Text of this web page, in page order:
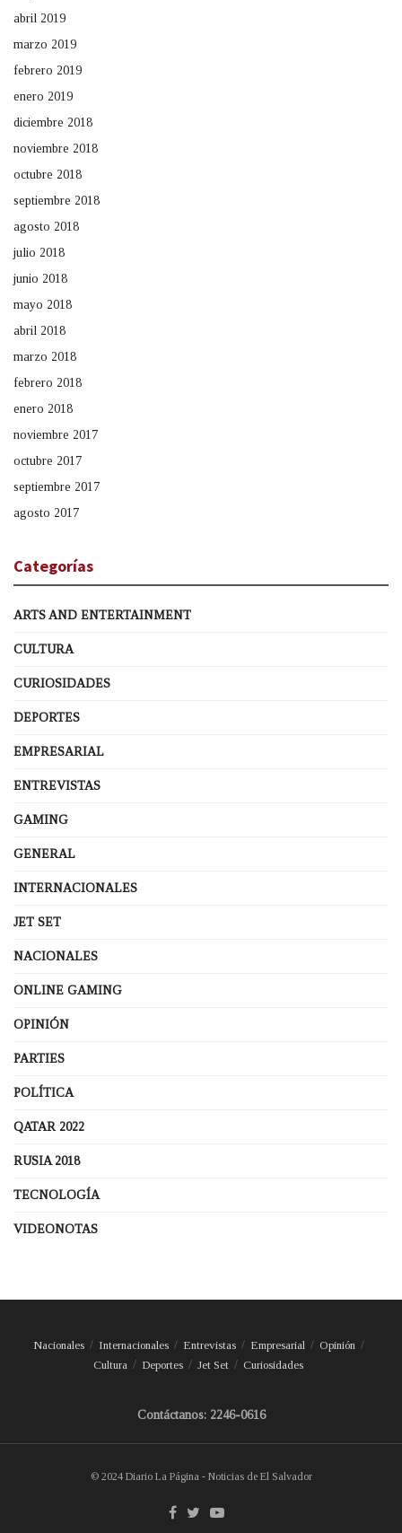
abril 2019
marzo 2019
febrero 2019
enero 2019
diciembre 2018
noviembre 2018
octubre 2018
septiembre 2018
agosto 2018
julio 2018
junio 2018
mayo 2018
abril 2018
marzo 2018
febrero 2018
enero 2018
noviembre 2017
octubre 2017
septiembre 2017
agosto 2017
Categorías
ARTS AND ENTERTAINMENT
CULTURA
CURIOSIDADES
DEPORTES
EMPRESARIAL
ENTREVISTAS
GAMING
GENERAL
INTERNACIONALES
JET SET
NACIONALES
ONLINE GAMING
OPINIÓN
PARTIES
POLÍTICA
QATAR 2022
RUSIA 2018
TECNOLOGÍA
VIDEONOTAS
Nacionales Internacionales Entrevistas Empresarial
Opinión
Cultura
Deportes Jet Set Curiosidades
Contáctanos: 2246-0616
© 2024 Diario La Página - Noticias de El Salvador